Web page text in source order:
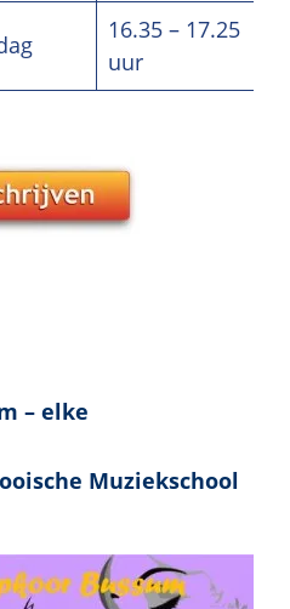
16.35 – 17.25
uur
– elke
Muziekschool